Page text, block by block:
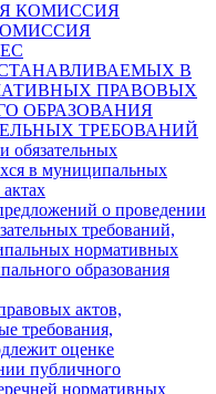
КОМИССИЯ
В
ПРАВОВЫХ
ОБРАЗОВАНИЯ
ТРЕБОВАНИЙ
обязательных
в муниципальных
о проведении
требований,
нормативных
образования
актов,
требования,
оценке
публичного
нормативных